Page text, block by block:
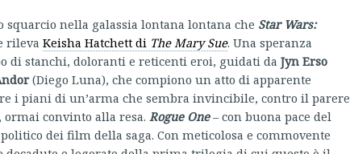
nella galassia lontana lontana che Star Wars:
rileva Keisha Hatchett di The Mary Sue. Una speranza
di stanchi, doloranti e reticenti eroi, guidati da Jyn Erso
(Diego Luna), che compiono un atto di apparente
i piani di un’arma che sembra invincibile, contro il parere
convinto alla resa. Rogue One– con buona pace del
dei film della saga. Con meticolosa e commovente